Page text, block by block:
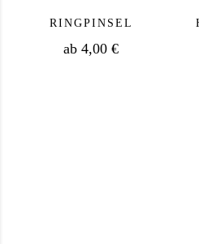
RINGPINSEL
ab 4,00 €